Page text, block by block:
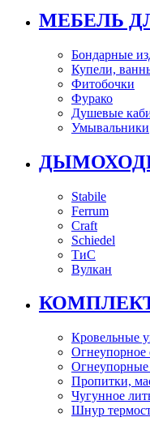
МЕБЕЛЬ
Бондарные
Купели,
Фитобочки
Фурако
Душевые
Умывальники
Stabile
Ferrum
Craft
Schiedel
ТиС
Вулкан
Кровельные
Огнеупорное
Пропитки,
Чугунное
Шнур